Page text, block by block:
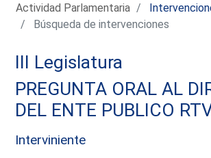
Actividad Parlamentaria
Búsqueda de intervenciones
III Legislatura
PREGUNTA ORAL AL
DEL ENTE PUBLICO
Interviniente